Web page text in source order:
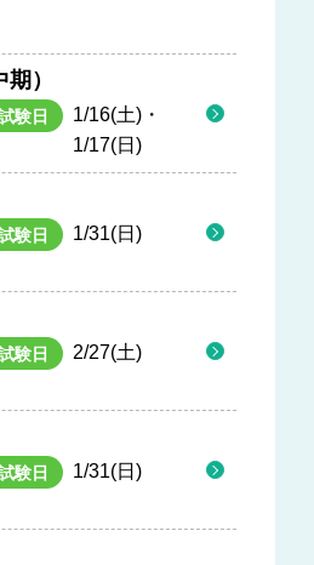
）
験日
1/16(土)・
1/17(日)
験日 1/31(日)
験日 2/27(土)
験日 1/31(日)